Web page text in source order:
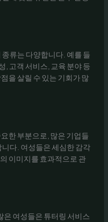
류는 다양합니다. 예를 들
, 고객 서비스, 교육 분야 등
을 살릴 수 있는 기회가 많
한 부분으로, 많은 기업들
다. 여성들은 세심한 감각
이미지를 효과적으로 관
은 여성들은 튜터링 서비스